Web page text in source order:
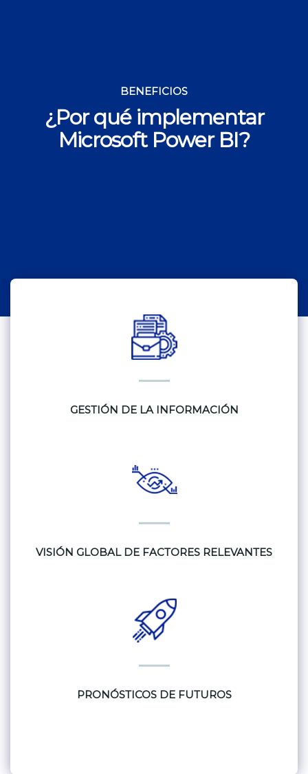
BENEFICIOS
¿Por qué implementar
Microsoft Power BI?
GESTIÓN DE LA INFORMACIÓN
VISIÓN GLOBAL DE FACTORES RELEVANTES
PRONÓSTICOS DE FUTUROS